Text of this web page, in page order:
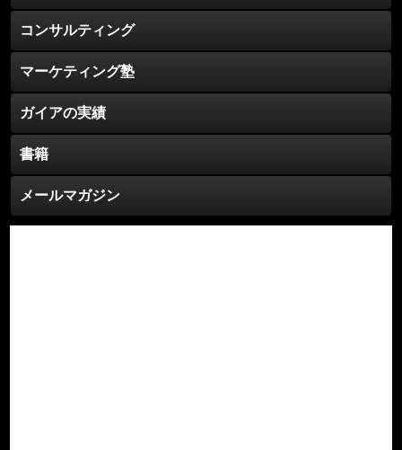
コンサルティング
マーケティング塾
ガイアの実績
書籍
メールマガジン